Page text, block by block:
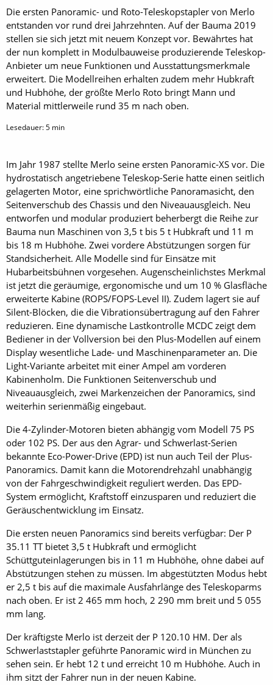
Die ersten Panoramic- und Roto-Teleskopstapler von Merlo
entstanden vor rund drei Jahrzehnten. Auf der Bauma 2019
stellen sie sich jetzt mit neuem Konzept vor. Bewährtes hat
der nun komplett in Modul­bauweise produzierende Teleskop-
Anbieter um neue Funktionen und Aus­stattungsmerkmale
erweitert. Die Modellreihen erhalten zudem mehr Hubkraft
und Hubhöhe, der größte Merlo Roto bringt Mann und
Material mittlerweile rund 35 m nach oben.
Lesedauer:5 min
Im Jahr 1987 stellte Merlo seine ersten Panoramic-XS vor. Die
hydrostatisch angetriebene Teleskop-Serie hatte einen seitlich
gelagerten Motor, eine sprichwörtliche Panoramasicht, den
Seitenverschub des Chassis und den Niveauausgleich. Neu
entworfen und modular produziert beherbergt die Reihe zur
Bauma nun Maschinen von 3,5 t bis 5 t Hubkraft und 11 m
bis 18 m Hubhöhe. Zwei vordere Abstützungen sorgen für
Standsicherheit. Alle Modelle sind für Einsätze mit
Hubarbeitsbühnen vorgesehen. Augenscheinlichstes Merkmal
ist jetzt die geräumige, ergonomische und um 10 % Glasfläche
erweiterte Kabine (ROPS/FOPS-Level II). Zudem lagert sie auf
Silent-Blöcken, die die Vibrationsübertragung auf den Fahrer
reduzieren. Eine dynamische Lastkontrolle MCDC zeigt dem
Bediener in der Vollversion bei den Plus-Modellen auf einem
Display wesentliche Lade- und Maschinenparameter an. Die
Light-Variante arbeitet mit einer Ampel am vorderen
Kabinenholm. Die Funktionen Seitenverschub und
Niveauausgleich, zwei Markenzeichen der Panoramics, sind
weiterhin serienmäßig eingebaut.
Die 4-Zylinder-Motoren bieten abhängig vom Modell 75 PS
oder 102 PS. Der aus den Agrar- und Schwerlast-Serien
bekannte Eco-Power-Drive (EPD) ist nun auch Teil der Plus-
Panoramics. Damit kann die Motorendrehzahl unabhängig
von der Fahr­geschwindigkeit reguliert werden. Das EPD-
System ermöglicht, Kraftstoff einzusparen und reduziert die
Geräuschentwicklung im Einsatz.
Die ersten neuen Panoramics sind bereits verfügbar: Der P
35.11 TT bietet 3,5 t Hubkraft und ermöglicht
Schüttguteinlagerungen bis in 11 m Hubhöhe, ohne dabei auf
Abstützungen stehen zu müssen. Im abgestützten Modus hebt
er 2,5 t bis auf die maximale Ausfahrlänge des Teleskoparms
nach oben. Er ist 2 465 mm hoch, 2 290 mm breit und 5 055
mm lang.
Der kräftigste Merlo ist derzeit der P 120.10 HM. Der als
Schwerlaststapler geführte Panoramic wird in München zu
sehen sein. Er hebt 12 t und erreicht 10 m Hubhöhe. Auch in
ihm sitzt der Fahrer nun in der neuen Kabine.